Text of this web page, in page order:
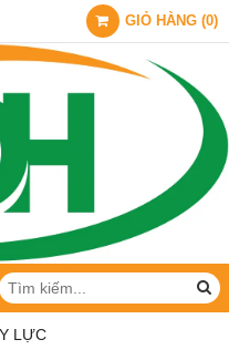
GIỎ HÀNG (0)
LỰC